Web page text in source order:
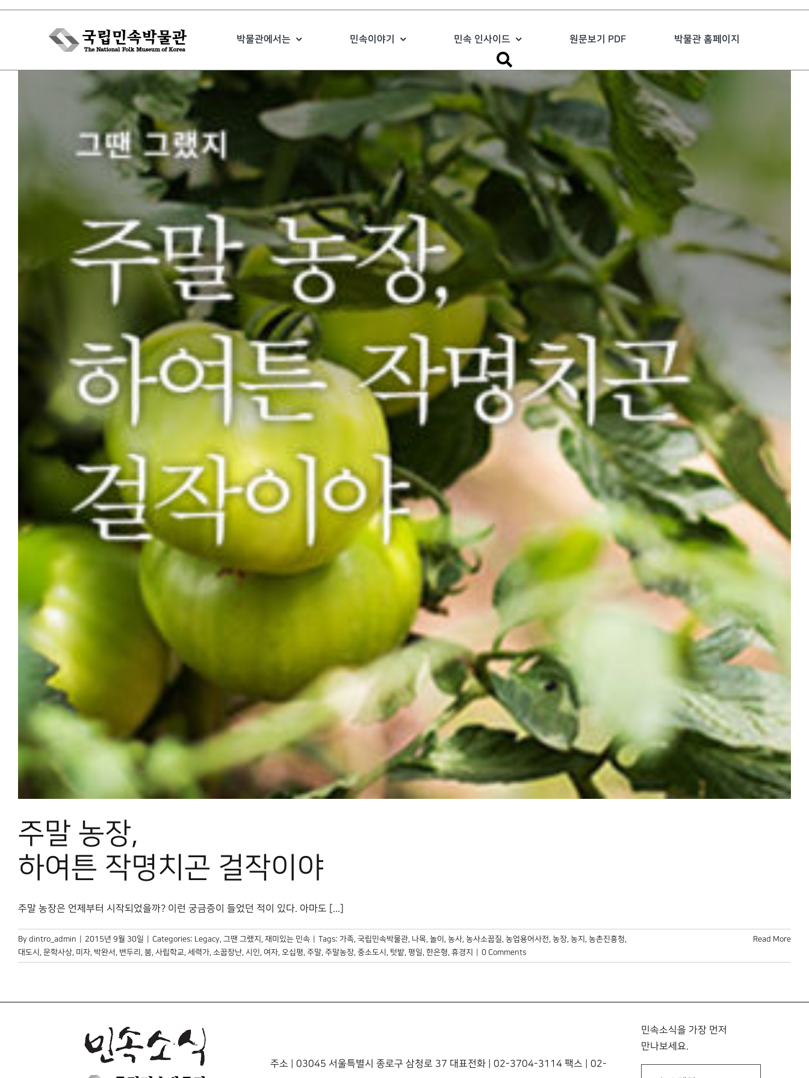
Skip
박물관에서는 민속이야기 민속 인사이드 원문보기 PDF 박물관 홈페이지
주말 농장,
하여튼 작명치곤 걸작이야
주말 농장은 언제부터 시작되었을까? 이런 궁금증이 들었던 적이 있다. 아마도 [...]
By dintro_admin 2015년 9월 30일 Categories: Legacy, 그땐 그랬지 , 재미있는 민속 Tags: 가족, 국립민속박물관, 나목, 놀이 , 농사, 농사소꿉질, 농업용어사전, 농장, 농지 , 농촌진흥청,
대도시 , 문학사상, 미자, 박완서 , 변두리 , 붐, 사립학교, 세력가, 소꿉장난, 시인, 여자, 오십평, 주말, 주말농장, 중소도시 , 텃밭, 평일, 한은형, 휴경지 0 Comments
Read More
주소 | 03045 서울특별시 종로구 삼청로 37 대표전화 | 02-3704-3114 팩스 | 02-
민속소식을 가장 먼저
만나보세요.